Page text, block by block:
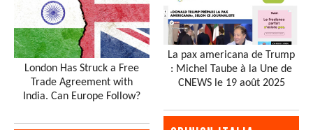
London Has Struck a Free
Trade Agreement with
India. Can Europe Follow?
La pax americana de Trump
: Michel Taube à la Une de
CNEWS le 19 août 2025